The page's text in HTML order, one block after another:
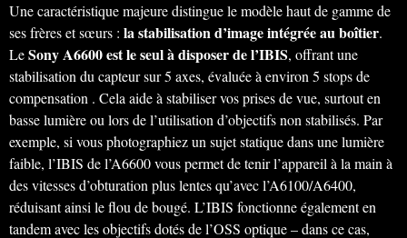
Une caractéristique majeure distingue le modèle haut de gamme de
ses frères et sœurs : la stabilisation d’image intégrée au boîtier.
LeSony A6600 est le seul à disposer de l’IBIS, offrant une
stabilisation du capteur sur 5 axes, évaluée à environ 5 stops de
compensation . Cela aide à stabiliser vos prises de vue, surtout en
basse lumière ou lors de l’utilisation d’objectifs non stabilisés. Par
exemple, si vous photographiez un sujet statique dans une lumière
faible, l’IBIS de l’A6600 vous permet de tenir l’appareil à la main à
des vitesses d’obturation plus lentes qu’avec l’A6100/A6400,
réduisant ainsi le flou de bougé. L’IBIS fonctionne également en
tandem avec les objectifs dotés de l’OSS optique – dans ce cas,